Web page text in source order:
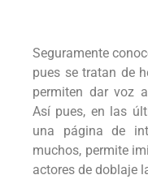
Seguramente
pues se tratan de
permiten dar voz
Así pues, en las
una página de
muchos, permite
actores de doblaje